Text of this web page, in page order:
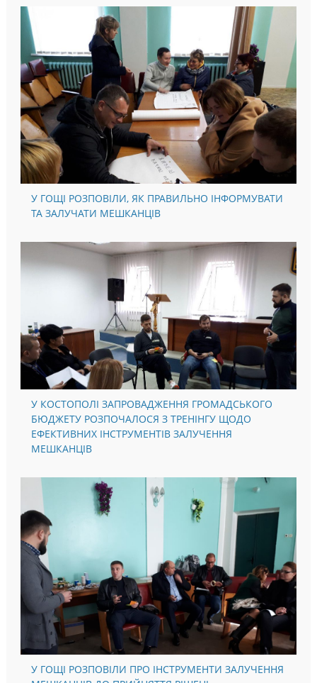
У ГОЩІ РОЗПОВІЛИ, ЯК ПРАВИЛЬНО ІНФОРМУВАТИ
ТА ЗАЛУЧАТИ МЕШКАНЦІВ
У КОСТОПОЛІ ЗАПРОВАДЖЕННЯ ГРОМАДСЬКОГО
БЮДЖЕТУ РОЗПОЧАЛОСЯ З ТРЕНІНГУ ЩОДО
ЕФЕКТИВНИХ ІНСТРУМЕНТІВ ЗАЛУЧЕННЯ
МЕШКАНЦІВ
У ГОЩІ РОЗПОВІЛИ ПРО ІНСТРУМЕНТИ ЗАЛУЧЕННЯ